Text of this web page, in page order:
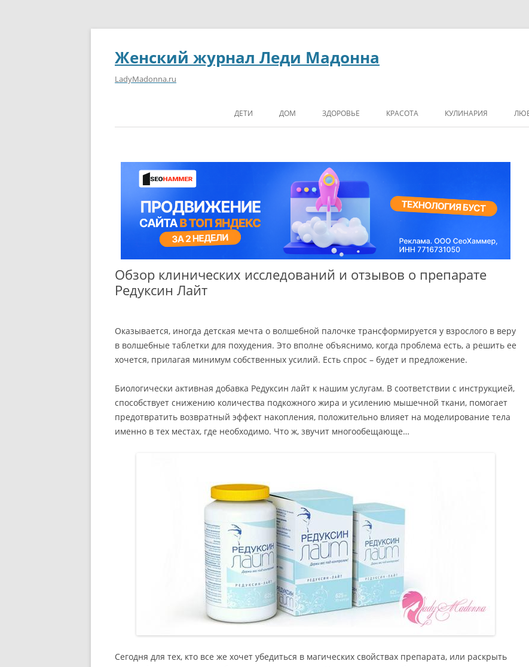
Женский журнал Леди Мадонна
LadyMadonna.ru
ДЕТИ ДОМ ЗДОРОВЬЕ КРАСОТА КУЛИНАРИЯ
Обзор клинических исследований и отзывов о препарате
Редуксин Лайт
Оказывается, иногда детская мечта о волшебной палочке трансформируется у взрослого в веру
в волшебные таблетки для похудения. Это вполне объяснимо, когда проблема есть, а решить ее
хочется, прилагая минимум собственных усилий. Есть спрос – будет и предложение.
Биологически активная добавка Редуксин лайт к нашим услугам. В соответствии с инструкцией,
способствует снижению количества подкожного жира и усилению мышечной ткани, помогает
предотвратить возвратный эффект накопления, положительно влияет на моделирование тела
именно в тех местах, где необходимо. Что ж, звучит многообещающе…
Сегодня для тех, кто все же хочет убедиться в магических свойствах препарата, или раскрыть